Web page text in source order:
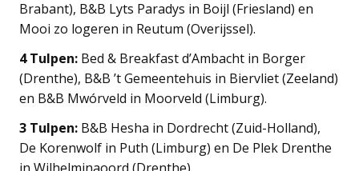
Brabant), B&B Lyts Paradys in Boijl (Friesland) en
Mooi zo logeren in Reutum (Overijssel).
4 Tulpen: Bed & Breakfast d’Ambacht in Borger
(Drenthe), B&B ’t Gemeentehuis in Biervliet (Zeeland)
en B&B Mwórveld in Moorveld (Limburg).
3 Tulpen: B&B Hesha in Dordrecht (Zuid-Holland),
De Korenwolf in Puth (Limburg) en De Plek Drenthe
in Wilhelminaoord (Drenthe).